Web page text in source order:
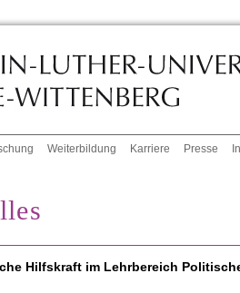
Weiterbildung Karriere Presse
Hilfskraft im Lehrbereich